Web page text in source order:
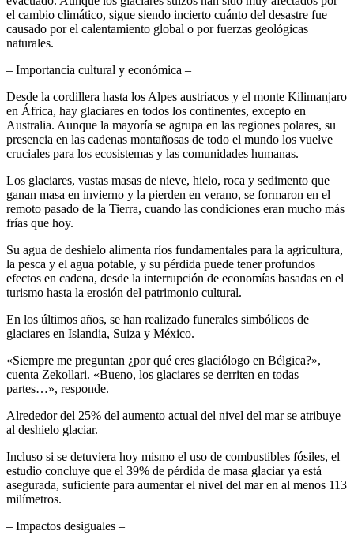
el cambio climático, sigue siendo incierto cuánto del desastre fue
causado por el calentamiento global o por fuerzas geológicas
naturales.
– Importancia cultural y económica –
Desde la cordillera hasta los Alpes austríacos y el monte Kilimanjaro
en África, hay glaciares en todos los continentes, excepto en
Australia. Aunque la mayoría se agrupa en las regiones polares, su
presencia en las cadenas montañosas de todo el mundo los vuelve
cruciales para los ecosistemas y las comunidades humanas.
Los glaciares, vastas masas de nieve, hielo, roca y sedimento que
ganan masa en invierno y la pierden en verano, se formaron en el
remoto pasado de la Tierra, cuando las condiciones eran mucho más
frías que hoy.
Su agua de deshielo alimenta ríos fundamentales para la agricultura,
la pesca y el agua potable, y su pérdida puede tener profundos
efectos en cadena, desde la interrupción de economías basadas en el
turismo hasta la erosión del patrimonio cultural.
En los últimos años, se han realizado funerales simbólicos de
glaciares en Islandia, Suiza y México.
«Siempre me preguntan ¿por qué eres glaciólogo en Bélgica?»,
cuenta Zekollari. «Bueno, los glaciares se derriten en todas
partes…», responde.
Alrededor del 25% del aumento actual del nivel del mar se atribuye
al deshielo glaciar.
Incluso si se detuviera hoy mismo el uso de combustibles fósiles, el
estudio concluye que el 39% de pérdida de masa glaciar ya está
asegurada, suficiente para aumentar el nivel del mar en al menos 113
milímetros.
– Impactos desiguales –